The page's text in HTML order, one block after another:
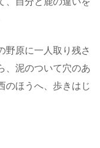
野原に一人取り残さ
、泥のついて穴のあ
のほうへ、歩きはじ